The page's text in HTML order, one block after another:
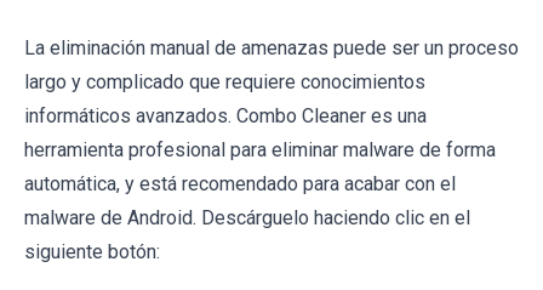
La eliminación manual de amenazas puede ser un proceso
largo y complicado que requiere conocimientos
informáticos avanzados. Combo Cleaner es una
herramienta profesional para eliminar malware de forma
automática, y está recomendado para acabar con el
malware de Android. Descárguelo haciendo clic en el
siguiente botón: